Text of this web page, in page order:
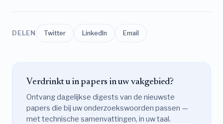
DELEN Twitter LinkedIn Email
Verdrinkt u in papers in uw vakgebied?
Ontvang dagelijkse digests van de nieuwste
papers die bij uw onderzoekswoorden passen —
met technische samenvattingen, in uw taal.